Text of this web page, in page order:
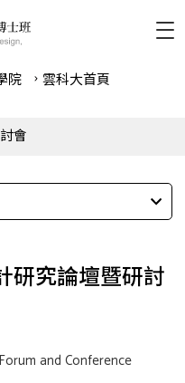
院 雲科⼤首頁
會
研究論壇暨研討
and Conference